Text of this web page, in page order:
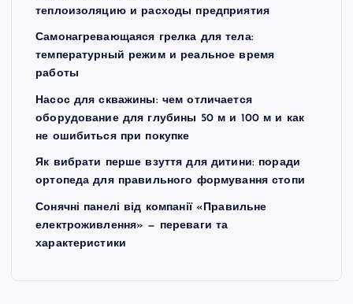
теплоизоляцию и расходы предприятия
Самонагревающаяся грелка для тела:
температурный режим и реальное время
работы
Насос для скважины: чем отличается
оборудование для глубины 50 м и 100 м и как
не ошибиться при покупке
Як вибрати перше взуття для дитини: поради
ортопеда для правильного формування стопи
Сонячні панелі від компанії «Правильне
електроживлення» — переваги та
характеристики